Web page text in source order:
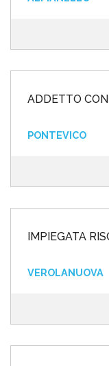
ADDETTO
PONTEVICO
IMPIEGATA
VEROLANUOVA